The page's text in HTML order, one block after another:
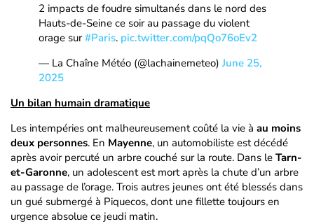
2 impacts de foudre simultanés dans le nord des
Hauts-de-Seine ce soir au passage du violent
orage sur#Paris. pic.twitter.com/pqQo76oEv2
— La Chaîne Météo (@lachainemeteo) June 25,
2025
Un bilan humain dramatique
Les intempéries ont malheureusement coûté la vie à au moins
deux personnes. En Mayenne, un automobiliste est décédé
après avoir percuté un arbre couché sur la route. Dans le Tarn-
et-Garonne, un adolescent est mort après la chute d’un arbre
au passage de l’orage. Trois autres jeunes ont été blessés dans
un gué submergé à Piquecos, dont une fillette toujours en
urgence absolue ce jeudi matin.